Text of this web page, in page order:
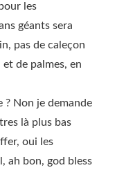
les
géants sera
pas de caleçon
et de palmes, en
? Non je demande
là plus bas
oui les
ah bon, god bless